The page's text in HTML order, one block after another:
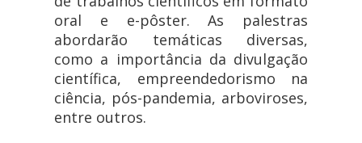
oral e e-pôster. As palestras
abordarão temáticas diversas,
como a importância da divulgação
científica, empreendedorismo na
ciência, pós-pandemia, arboviroses,
entre outros.